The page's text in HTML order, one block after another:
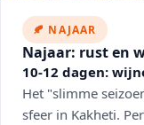
🍂 NAJAAR
Najaar: rust en
10-12 dagen:
Het "slimme
sfeer in Kakheti.